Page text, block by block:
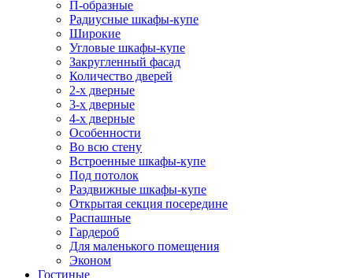
П-образные
Радиусные шкафы-купе
Широкие
Угловые шкафы-купе
Закругленный фасад
Количество дверей
2-х дверные
3-х дверные
4-х дверные
Особенности
Во всю стену
Встроенные шкафы-купе
Под потолок
Раздвижные шкафы-купе
Открытая секция посередине
Распашные
Гардероб
Для маленького помещения
Эконом
Гостиные